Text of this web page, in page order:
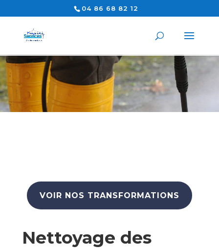
04 86 68 82 12
VOIR NOS TRANSFORMATIONS
Nettoyage des